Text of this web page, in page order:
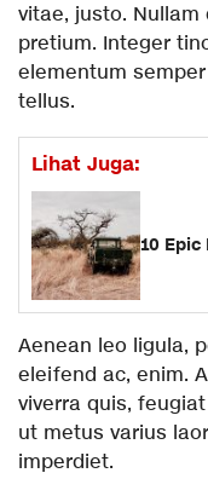
vitae, justo.
pretium. Integer
elementum
tellus.
Lihat Juga:
10
Aenean leo ligula,
eleifend ac, enim.
viverra quis,
ut metus varius
imperdiet.